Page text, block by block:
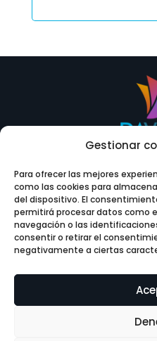
Gestionar
Para ofrecer las mejores
como las cookies para
del dispositivo. El
permitirá procesar datos como
navegación o las
consentir o retirar el
negativamente a ciertas